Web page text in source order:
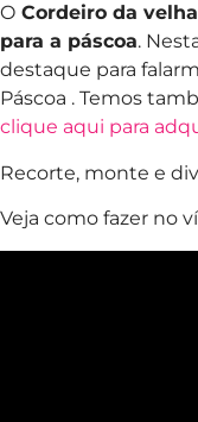
O Cordeiro da velha
para a páscoa.
destaque para
Páscoa . Temos
clique aqui para
Recorte, monte e
Veja como fazer no